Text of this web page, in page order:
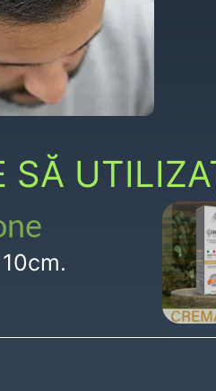
SĂ